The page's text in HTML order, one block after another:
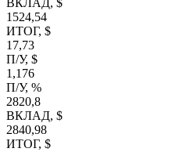
ВКЛАД, $
1524,54
ИТОГ, $
17,73
П/У, $
1,176
П/У, %
2820,8
ВКЛАД, $
2840,98
ИТОГ, $